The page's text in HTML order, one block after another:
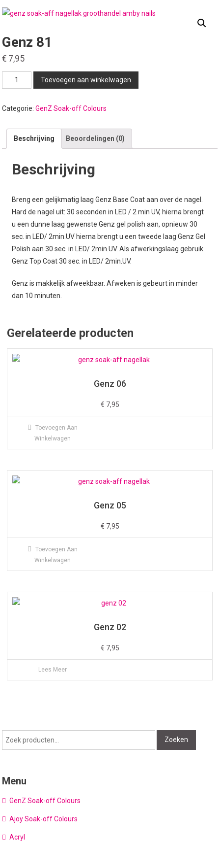
Genz 81
€ 7,95
Genz
81
Toevoegen aan winkelwagen
Categorie:GenZ Soak-off Colours
Beschrijving Beoordelingen (0)
Beschrijving
Breng een gelijkmatig laag Genz Base Coat aan over de nagel.
Hard de nagel uit: 30 seconden in LED / 2 min UV, hierna brengt
u een dunne laag gewenste Genz gel polish aan, opnieuw 30
sec. in LED/ 2min.UV hierna brengt u een tweede laag Genz Gel
Polish aan 30 sec. in LED/ 2min.UV. Als afwerkingslaag gebruik
Genz Top Coat 30 sec. in LED/ 2min.UV.
Genz is makkelijk afweekbaar. Afweken is gebeurt in minder
dan 10 minuten.
Gerelateerde producten
Genz 06
€ 7,95
Toevoegen Aan
Winkelwagen
Genz 05
€ 7,95
Toevoegen Aan
Winkelwagen
Genz 02
€ 7,95
Lees Meer
Zoeken
naar:
Zoeken
Menu
GenZ Soak-off Colours
Ajoy Soak-off Colours
Acryl